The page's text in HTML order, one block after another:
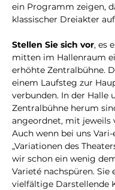
ein Programm zeigen,
klassischer Dreiakter
Stellen Sie sich vor, es
mitten im Hallenraum
erhöhte Zentralbühne.
einem Laufsteg zur
verbunden. In der Halle
Zentralbühne herum
angeordnet, mit jeweils
Auch wenn bei uns
„Variationen des
wir schon ein wenig
Varieté nachspüren. Sie
vielfältige Darstellende